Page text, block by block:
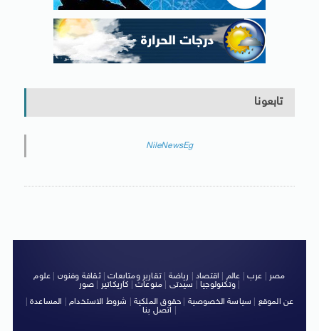
تابعونا
NileNewsEg
مصر عرب عالم اقتصاد رياضة |تقارير ومتابعات|ثقافة وفنون
علوم
وتكنولوجيا| سيدتى منوعات كاريكاتير صور
|
عن الموقع
سياسة الخصوصية حقوق الملكية شروط الاستخدام| المساعدة|
اتصل بنا